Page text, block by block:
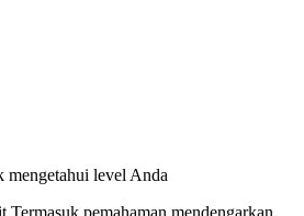
mengetahui level Anda
Termasuk pemahaman mendengarkan